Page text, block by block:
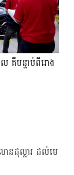
គឺបន្ទាប់ពីរោង
នដុល្លារ ដល់មេ